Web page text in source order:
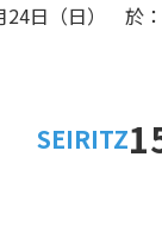
日（日） 於：
SEIRITZ